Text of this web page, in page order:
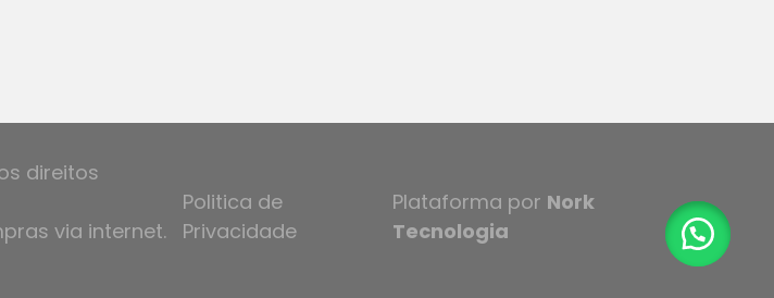
direitos
via internet.
Politica de
Privacidade
Plataforma por Nork
Tecnologia